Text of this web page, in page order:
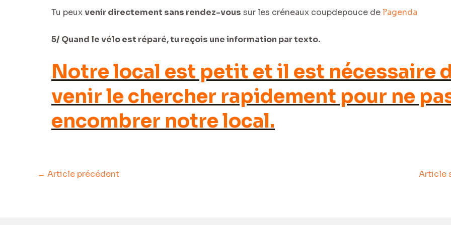
Tu peuxvenir directement sans rendez-vous sur les créneaux coupdepouce del’agenda
5/ Quand le vélo est réparé, tu reçois une information par texto.
Notre local est petit et il est nécessaire
venir le chercher rapidement pour ne
encombrer notre local.
← Article précédent Article